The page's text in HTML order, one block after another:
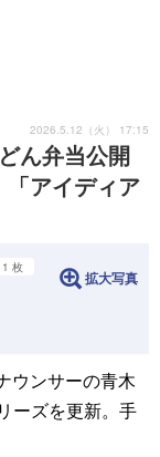
ん弁当公開
「アイディア
2026.5.12（火） 17:15
1 枚
拡大写真
ウンサーの青木
ーズを更新。手